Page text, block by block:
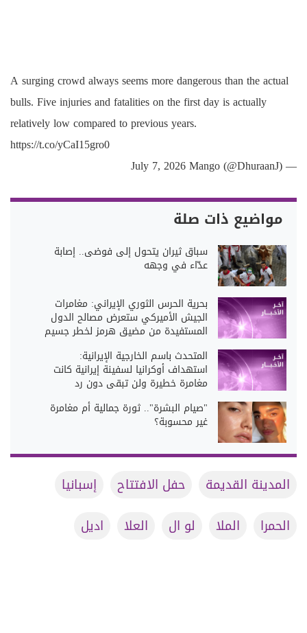
A surging crowd always seems more dangerous than the actual
bulls. Five injuries and fatalities on the first day is actually
relatively low compared to previous years.
https://t.co/yCaI15gro0
— Mango (@DhuraanJ)
July 7, 2026
مواضيع ذات صلة
سباق ثيران يتحول إلى فوضى.. إصابة
عدّاء في وجهه
بحرية الحرس الثوري الإيراني: مغامرات
الجيش الأميركي ستعرض مصالح الدول
المستفيدة من مضيق هرمز لخطر جسيم
المتحدث باسم الخارجية الإيرانية:
استهداف أوكرانيا لسفينة إيرانية كانت
مغامرة خطيرة ولن تبقى دون رد
"صيام البشرة".. ثورة جمالية أم مغامرة
غير محسوبة؟
المدينة القديمة حفل الافتتاح
إسبانيا
الحمرا
الملا لو ال العلا اديل